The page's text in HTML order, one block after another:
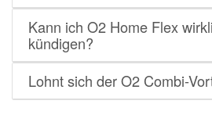
Kann ich O2 Home Flex
kündigen?
Lohnt sich der O2 Combi-